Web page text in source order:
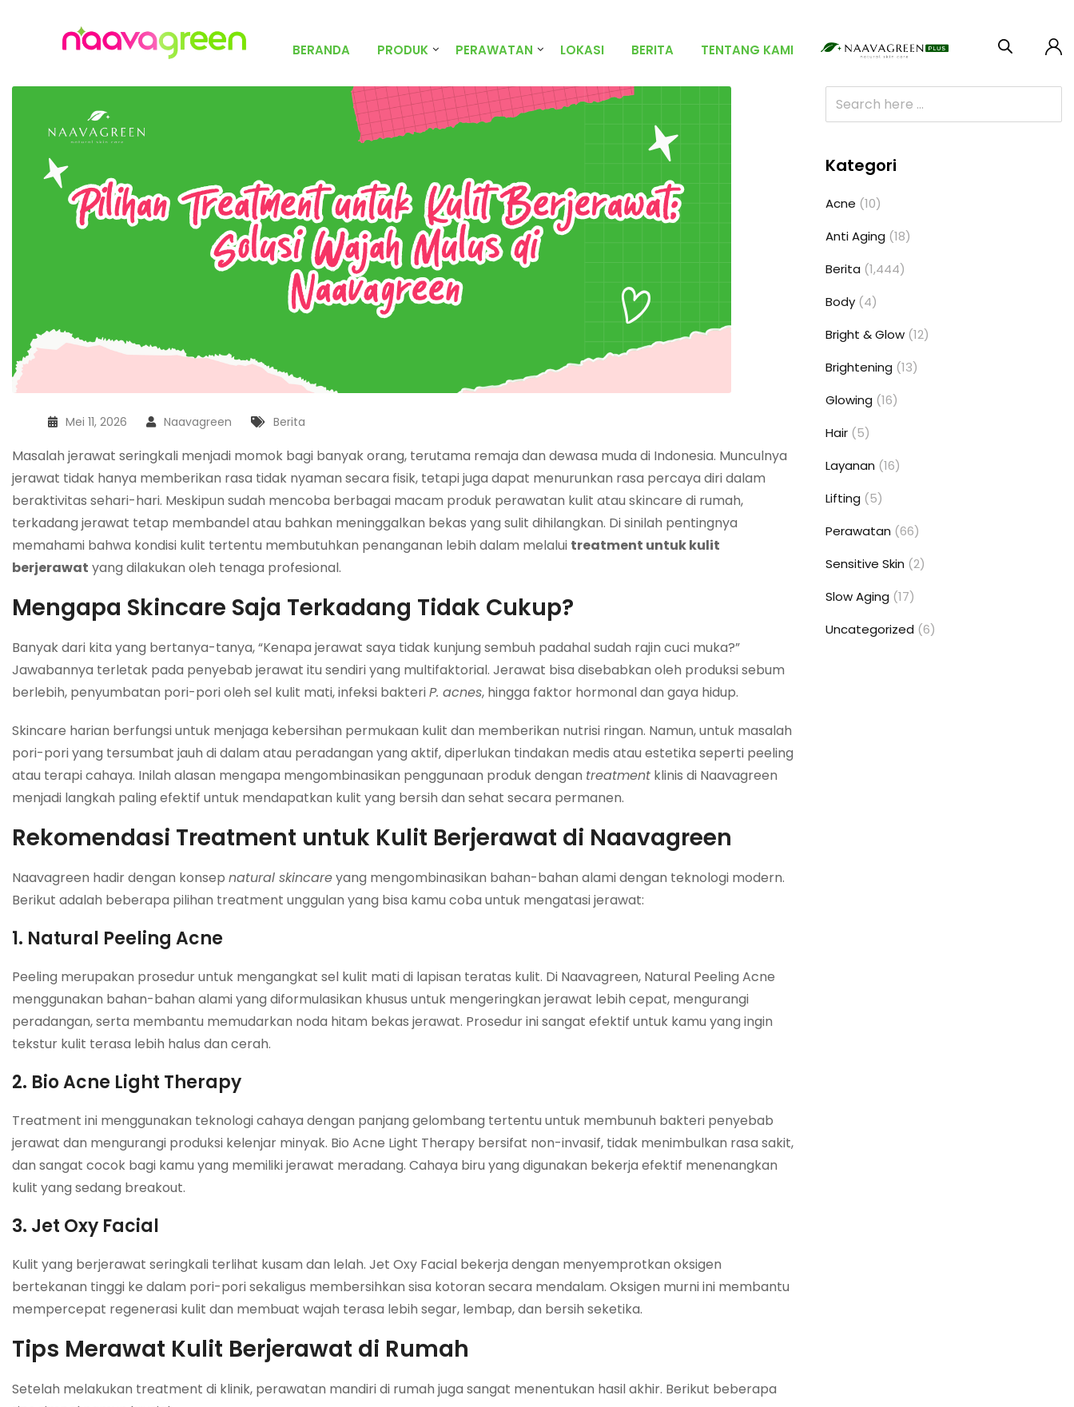
BERANDA PRODUK PERAWATAN LOKASI BERITA TENTANG KAMI
Mei 11, 2026 Naavagreen Berita
Masalah jerawat seringkali menjadi momok bagi banyak orang, terutama remaja dan dewasa muda di Indonesia. Munculnya
jerawat tidak hanya memberikan rasa tidak nyaman secara fisik, tetapi juga dapat menurunkan rasa percaya diri dalam
beraktivitas sehari-hari. Meskipun sudah mencoba berbagai macam produk perawatan kulit atau skincare di rumah,
terkadang jerawat tetap membandel atau bahkan meninggalkan bekas yang sulit dihilangkan. Di sinilah pentingnya
memahami bahwa kondisi kulit tertentu membutuhkan penanganan lebih dalam melalui treatment untuk kulit
berjerawat yang dilakukan oleh tenaga profesional.
Mengapa Skincare Saja Terkadang Tidak Cukup?
Banyak dari kita yang bertanya-tanya, “Kenapa jerawat saya tidak kunjung sembuh padahal sudah rajin cuci muka?”
Jawabannya terletak pada penyebab jerawat itu sendiri yang multifaktorial. Jerawat bisa disebabkan oleh produksi sebum
berlebih, penyumbatan pori-pori oleh sel kulit mati, infeksi bakteriP. acnes, hingga faktor hormonal dan gaya hidup.
Skincare harian berfungsi untuk menjaga kebersihan permukaan kulit dan memberikan nutrisi ringan. Namun, untuk masalah
pori-pori yang tersumbat jauh di dalam atau peradangan yang aktif, diperlukan tindakan medis atau estetika seperti peeling
atau terapi cahaya. Inilah alasan mengapa mengombinasikan penggunaan produk dengan treatment klinis di Naavagreen
menjadi langkah paling efektif untuk mendapatkan kulit yang bersih dan sehat secara permanen.
Rekomendasi Treatment untuk Kulit Berjerawat di Naavagreen
Naavagreen hadir dengan konsep natural skincareyang mengombinasikan bahan-bahan alami dengan teknologi modern.
Berikut adalah beberapa pilihan treatment unggulan yang bisa kamu coba untuk mengatasi jerawat:
1. Natural Peeling Acne
Peeling merupakan prosedur untuk mengangkat sel kulit mati di lapisan teratas kulit. Di Naavagreen, Natural Peeling Acne
menggunakan bahan-bahan alami yang diformulasikan khusus untuk mengeringkan jerawat lebih cepat, mengurangi
peradangan, serta membantu memudarkan noda hitam bekas jerawat. Prosedur ini sangat efektif untuk kamu yang ingin
tekstur kulit terasa lebih halus dan cerah.
2. Bio Acne Light Therapy
Treatment ini menggunakan teknologi cahaya dengan panjang gelombang tertentu untuk membunuh bakteri penyebab
jerawat dan mengurangi produksi kelenjar minyak. Bio Acne Light Therapy bersifat non-invasif, tidak menimbulkan rasa sakit,
dan sangat cocok bagi kamu yang memiliki jerawat meradang. Cahaya biru yang digunakan bekerja efektif menenangkan
kulit yang sedang breakout.
3. Jet Oxy Facial
Kulit yang berjerawat seringkali terlihat kusam dan lelah. Jet Oxy Facial bekerja dengan menyemprotkan oksigen
bertekanan tinggi ke dalam pori-pori sekaligus membersihkan sisa kotoran secara mendalam. Oksigen murni ini membantu
mempercepat regenerasi kulit dan membuat wajah terasa lebih segar, lembap, dan bersih seketika.
Tips Merawat Kulit Berjerawat di Rumah
Setelah melakukan treatment di klinik, perawatan mandiri di rumah juga sangat menentukan hasil akhir. Berikut beberapa
Kategori
Acne (10)
Anti Aging (18)
Berita (1,444)
Body (4)
Bright & Glow (12)
Brightening (13)
Glowing (16)
Hair (5)
Layanan (16)
Lifting (5)
Perawatan (66)
Sensitive Skin (2)
Slow Aging (17)
Uncategorized (6)